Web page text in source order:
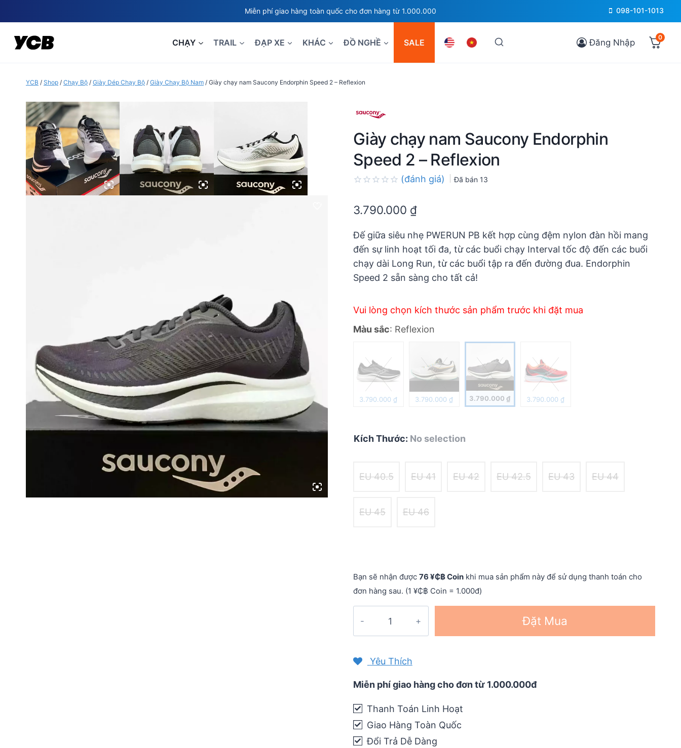
to
content
Miễn phí giao hàng toàn quốc cho đơn hàng từ 1.000.000 098-101-1013
CHẠY TRAIL ĐẠP XE KHÁC ĐỒ NGHỀ SALE Đăng Nhập 0
YCB / Shop / Chạy Bộ / Giày Dép Chạy Bộ / Giày Chạy Bộ Nam / Giày chạy nam Saucony Endorphin Speed 2 – Reflexion
Giày chạy nam Saucony Endorphin
Speed 2 – Reflexion
out
(đánh giá) Đã bán 13
3.790.000 ₫
Đế giữa siêu nhẹ PWERUN PB kết hợp cùng đệm nylon đàn hồi mang
đến sự linh hoạt tối đa, từ các buổi chạy Interval tốc độ đến các buổi
chạy dài Long Run, từ các buổi tập ra đến đường đua. Endorphin
Speed 2 sẵn sàng cho tất cả!
Vui lòng chọn kích thước sản phẩm trước khi đặt mua
Màu sắc: Reflexion
3.790.000 ₫ 3.790.000 ₫ 3.790.000₫ 3.790.000 ₫
Kích Thước: No selection
EU 40.5 EU 41 EU 42 EU 42.5 EU 43 EU 44
EU 45 EU 46
Bạn sẽ nhận được 76 ¥₵฿ Coinkhi mua sản phẩm này để sử dụng thanh toán cho
đơn hàng sau. (1 ¥₵฿ Coin = 1.000đ)
Saucony
Speed
-
Reflexion
quantity
Đặt Mua
Yêu Thích
Miễn phí giao hàng cho đơn từ 1.000.000đ
Thanh Toán Linh Hoạt
Giao Hàng Toàn Quốc
Đổi Trả Dễ Dàng